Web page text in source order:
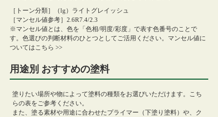
［トーン分類］（lg）ライトグレイッシュ
［マンセル値参考］2.6R7.4/2.3
※マンセル値とは、色を「色相/明度/彩度」で表す色番号のことで
す。色選びの判断材料のひとつとしてご活用ください。 マンセル値に
ついてはこちら >>
用途別 おすすめの塗料
塗りたい場所や物によって塗料の種類をお選びいただけます。こち
らの表をご参考ください。
また、塗る素材や用途に合わせたプライマー（下塗り塗料）や、ク